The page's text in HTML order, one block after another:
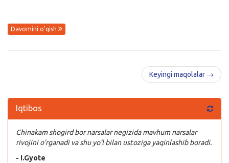
Davomini o'qish
Keyingi maqolalar →
Iqtibos
Chinakam shogird bor narsalar negizida mavhum narsalar
rivojini o’rganadi va shu yo’l bilan ustoziga yaqinlashib boradi.
- I.Gyote